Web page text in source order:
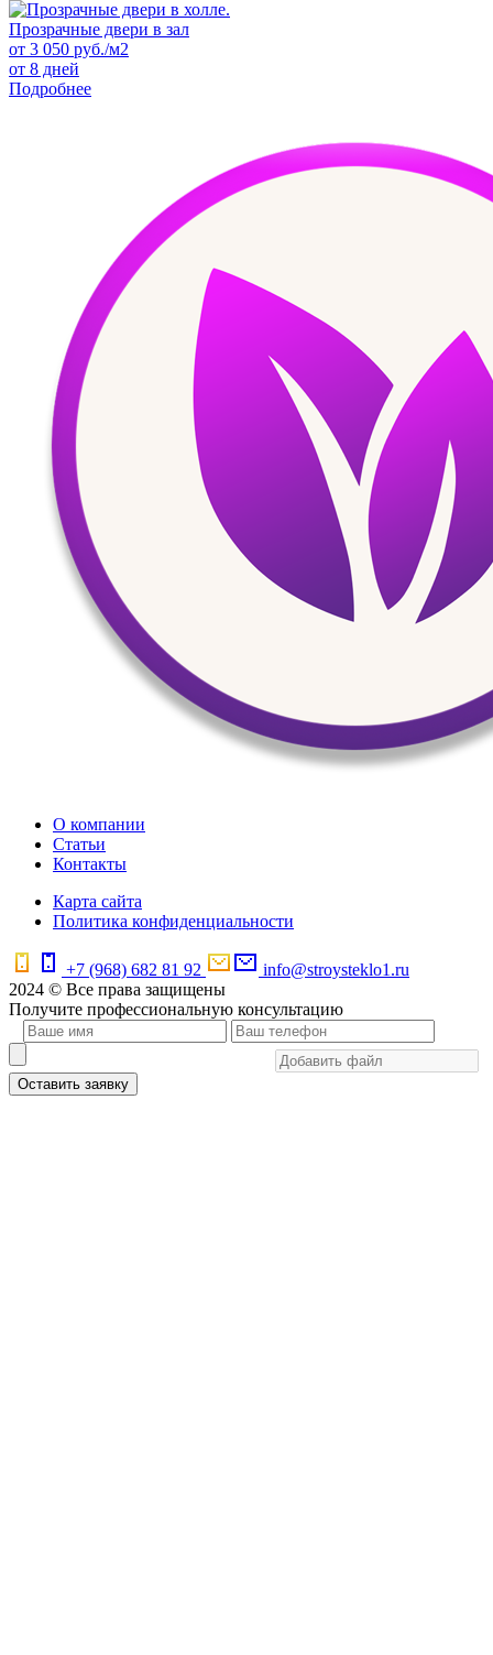
Прозрачные двери в зал
от 3 050 руб./м2
от 8 дней
Подробнее
О компании
Статьи
Контакты
Карта сайта
Политика конфиденциальности
+7 (968) 682 81 92
info@stroysteklo1.ru
2024 © Все права защищены
Получите профессиональную консультацию
Оставить заявку